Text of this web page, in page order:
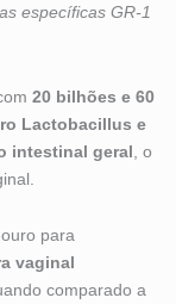
específicas GR-1
20 bilhões e 60
Lactobacillus e
intestinal geral , o
para
vaginal
comparado a